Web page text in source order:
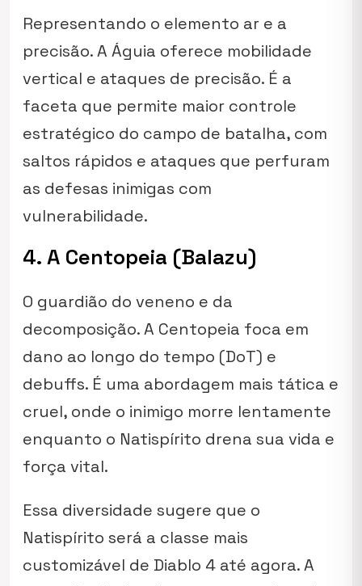
Representando o elemento ar e a
precisão. A Águia oferece mobilidade
vertical e ataques de precisão. É a
faceta que permite maior controle
estratégico do campo de batalha, com
saltos rápidos e ataques que perfuram
as defesas inimigas com
vulnerabilidade.
4. A Centopeia (Balazu)
O guardião do veneno e da
decomposição. A Centopeia foca em
dano ao longo do tempo (DoT) e
debuffs. É uma abordagem mais tática e
cruel, onde o inimigo morre lentamente
enquanto o Natispírito drena sua vida e
força vital.
Essa diversidade sugere que o
Natispírito será a classe mais
customizável de Diablo 4 até agora. A